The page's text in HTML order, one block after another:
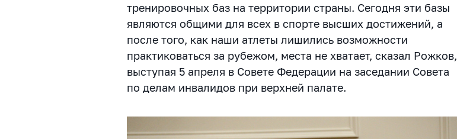
тренировочных баз на территории страны. Сегодня эти базы
являются общими для всех в спорте высших достижений, а
после того, как наши атлеты лишились возможности
практиковаться за рубежом, места не хватает, сказал Рожков,
выступая 5 апреля в Совете Федерации на заседании Совета
по делам инвалидов при верхней палате.